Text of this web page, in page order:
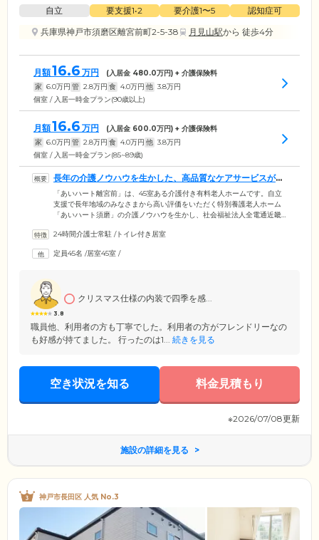
自立 要支援1•2 要介護1〜5
認知症可
兵庫県神戸市須磨区離宮前町2-5-38
月見山駅から 徒歩4分
月額16.6 万円 (入居金 480.0万円) + 介護保険料
家 6.0万円 管 2.8万円 食 4.0万円 他 3.8万円
個室 / 入居一時金プラン(90歳以上)
月額16.6 万円 (入居金 600.0万円) + 介護保険料
家 6.0万円 管 2.8万円 食 4.0万円 他 3.8万円
個室 / 入居一時金プラン(85~89歳)
長年の介護ノウハウを生かした、高品質なケアサービスが魅
力です
「あいハート離宮前」は、45室ある介護付き有料老人ホームです。自立
支援で長年地域のみなさまから高い評価をいただく特別養護老人ホーム
「あいハート須磨」の介護ノウハウを生かし、社会福祉法人全電通近畿
合わせた高品質なケアサービスが大きな魅力。症状・性格・お気持ちに
ホームへは、月見山駅から徒歩4分、月見山インターから徒歩2分という
24時間介護士常駐 /トイレ付き居室
定員45名 /居室45室 /
3.8
クリスマス仕様の内装で四季を感...
職員他、利用者の方も丁寧でした。利用者の方がフレンドリーなの
も好感が持てました。 行ったのは1... 続きを見る
空き状況を知る 料金見積もり
※2026/07/08更新
施設の詳細を見る
神戸市長田区 人気 No.3